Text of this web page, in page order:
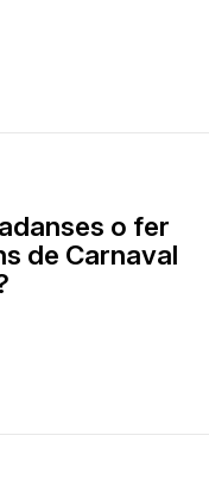
o fer
de Carnaval